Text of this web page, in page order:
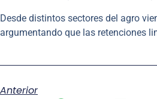
Desde distintos sectores del agro
argumentando que las retenciones
Anterior